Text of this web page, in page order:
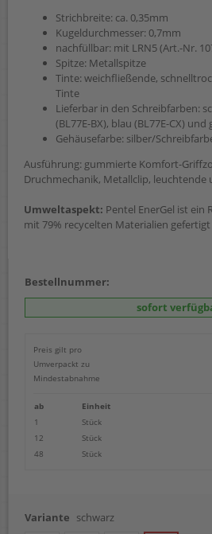
Strichbreite: ca. 0,35mm
Kugeldurchmesser: 0,7mm
nachfüllbar: mit LRN5 (Art.-Nr.
Spitze: Metallspitze
Tinte: weichfließende,
Tinte
Lieferbar in den Schreibfarben:
(BL77E-BX), blau (BL77E-CX) und
Gehäusefarbe: silber/
Ausführung: gummierte Komfort-
Druchmechanik, Metallclip, leuchtende
Umweltaspekt: Pentel EnerGel ist ein
mit 79% recycelten Materialien
Bestellnummer:
sofort
Preis gilt pro
Umverpackt zu
Mindestabnahme
ab Einheit
1
Stück
12
Stück
48
Stück
Variante schwarz